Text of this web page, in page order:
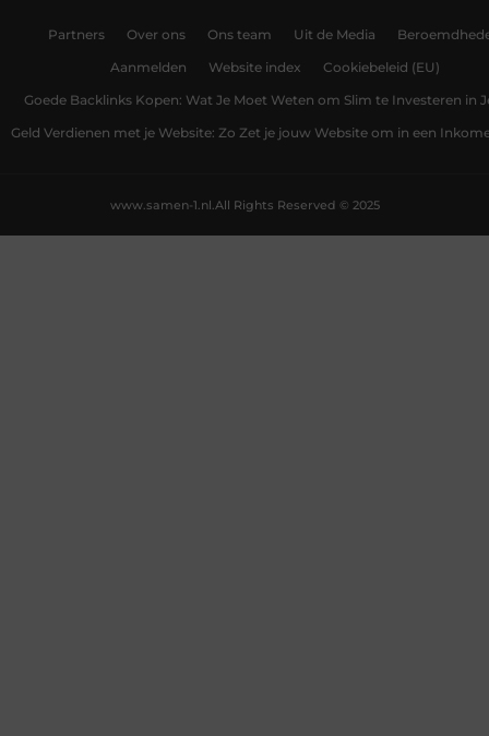
Partners Over ons Ons team Uit de Media
Aanmelden Website index Cookiebeleid (EU)
Goede Backlinks Kopen: Wat Je Moet Weten om Slim te Investeren in
Geld Verdienen met je Website: Zo Zet je jouw Website om in een
All Rights Reserved © 2025
www.samen-1.nl.